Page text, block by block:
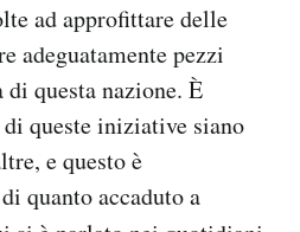
ad approfittare delle
adeguatamente pezzi
questa nazione. È
queste iniziative siano
e questo è
quanto accaduto a